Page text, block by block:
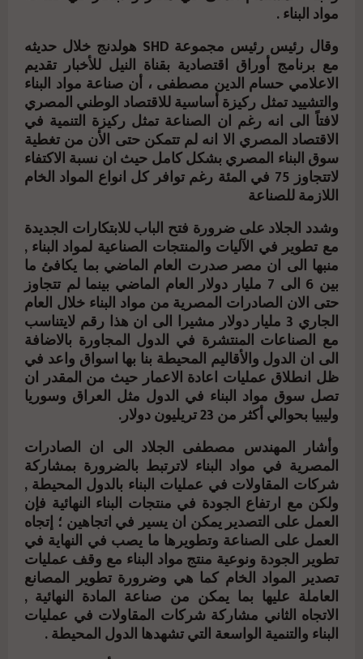
مواد البناء .
وقال رئيس رئيس مجموعة SHD هولدنج خلال حديثه
مع برنامج أوراق اقتصادية بقناة النيل للأخبار تقديم
الاعلامي حسام الدين مصطفى ، أن صناعة مواد البناء
والتشييد تمثل ركيزة أساسية للاقتصاد الوطني المصري
لافتاً الى انه رغم ان الصناعة تمثل ركيزة التنمية في
الاقتصاد المصري الا انه لم تتمكن حتى الأن من تغطية
سوق البناء المصري بشكل كامل حيث ان نسبة الاكتفاء
لاتتجاوز 75 في المئة رغم توافر كل انواع المواد الخام
اللازمة للصناعة
وشدد الجلاد على ضرورة فتح الباب للابتكارات الجديدة
مع تطوير في الآليات والمنتجات الصناعية لمواد البناء ,
منبها الى ان مصر صدرت العام الماضي بما يكافئ ما
بين 6 الى 7 مليار دولار العام الماضي بينما لم تتجاوز
حتى الان الصادرات المصرية من مواد البناء خلال العام
الجاري 3 مليار دولار مشيرا الى ان هذا رقم لايتناسب
مع الصناعات المنتشرة في الدول المجاورة بالاضافة
الى ان الدول والأقاليم المحيطة بنا بها اسواق واعد في
ظل انطلاق عمليات اعادة الاعمار حيث من المقدر ان
تصل سوق مواد البناء في الدول مثل العراق وسوريا
وليبيا بحوالي أكثر من 23 تريليون دولار.
وأشار المهندس مصطفى الجلاد الى ان الصادرات
المصرية في مواد البناء لاترتبط بالضرورة بمشاركة
شركات المقاولات في عمليات البناء بالدول المحيطة ,
ولكن مع ارتفاع الجودة في منتجات البناء النهائية فإن
العمل على التصدير يمكن ان يسير في اتجاهين ؛ إتجاه
العمل على الصناعة وتطويرها ما يصب في النهاية في
تطوير الجودة ونوعية منتج مواد البناء مع وقف عمليات
تصدير المواد الخام كما هي وضرورة تطوير المصانع
العاملة عليها بما يمكن من صناعة المادة النهائية ,
الاتجاه الثاني مشاركة شركات المقاولات في عمليات
البناء والتنمية الواسعة التي تشهدها الدول المحيطة .